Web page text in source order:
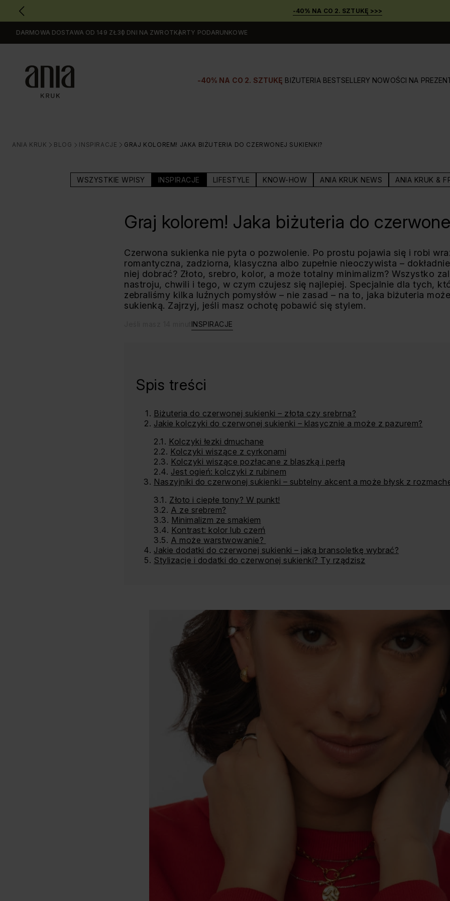
GŁÓWNEJ
ZAWARTOŚCI
MENU
-40% NA CO 2. SZTUKĘ >>>
DARMOWA DOSTAWA OD 149 ZŁ30 DNI NA ZWROTKARTY PODARUNKOWE
-40% NA CO 2. SZTUKĘ BIŻUTERIA BESTSELLERY NOWOŚCI NA
ANIA KRUK
>
BLOG
>
INSPIRACJE
>
GRAJ KOLOREM! JAKA BIŻUTERIA DO CZERWONEJ SUKIENKI?
WSZYSTKIE WPISY INSPIRACJE LIFESTYLE KNOW-HOW ANIA KRUK NEWS ANIA KRUK &
Graj kolorem! Jaka biżuteria do
Czerwona sukienka nie pyta o pozwolenie. Po prostu pojawia się i robi
romantyczna, zadziorna, klasyczna albo zupełnie nieoczywista –
niej dobrać? Złoto, srebro, kolor, a może totalny minimalizm? Wszystko
nastroju, chwili i tego, w czym czujesz się najlepiej. Specjalnie dla tych,
zebraliśmy kilka luźnych pomysłów – nie zasad – na to, jaka biżuteria
sukienką. Zajrzyj, jeśli masz ochotę pobawić się stylem.
INSPIRACJE
Spis treści
Biżuteria do czerwonej sukienki – złota czy srebrna?
Jakie kolczyki do czerwonej sukienki – klasycznie a może z pazurem?
Kolczyki łezki dmuchane
Kolczyki wiszące z cyrkonami
Kolczyki wiszące pozłacane z blaszką i perłą
Jest ogień: kolczyki z rubinem
Naszyjniki do czerwonej sukienki – subtelny akcent a może błysk z
Złoto i ciepłe tony? W punkt!
A ze srebrem?
Minimalizm ze smakiem
Kontrast: kolor lub czerń
A może warstwowanie?
Jakie dodatki do czerwonej sukienki – jaką bransoletkę wybrać?
Stylizacje i dodatki do czerwonej sukienki? Ty rządzisz